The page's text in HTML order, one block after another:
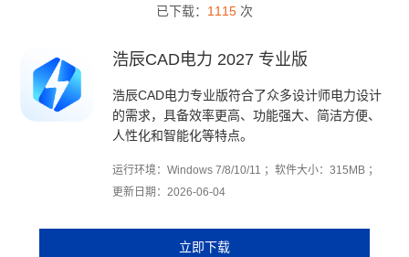
已下载： 1115次
浩辰CAD电力 2027 专业版
浩辰CAD电力专业版符合了众多设计师电力设计
的需求，具备效率更高、功能强大、简洁方便、
人性化和智能化等特点。
运行环境：Windows 7/8/10/11 ；软件大小：315MB ；
更新日期：2026-06-04
立即下载